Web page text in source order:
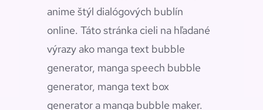
anime štýl dialógových bublín
online. Táto stránka cieli na hľadané
výrazy ako manga text bubble
generator, manga speech bubble
generator, manga text box
generator a manga bubble maker.